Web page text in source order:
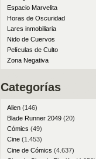
Espacio Marvelita
Horas de Oscuridad
Lares inmobiliaria
Nido de Cuervos
Películas de Culto
Zona Negativa
Categorías
Alien(146)
Blade Runner 2049(20)
Cómics (49)
Cine(1.453)
Cine de Cómics (4.637)